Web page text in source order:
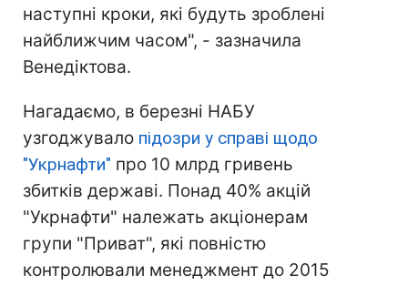
наступні кроки, які будуть зроблені
найближчим часом", - зазначила
Венедіктова.
Нагадаємо, в березні НАБУ
узгоджувало підозри у справі щодо
"Укрнафти" про 10 млрд гривень
збитків державі. Понад 40% акцій
"Укрнафти" належать акціонерам
групи "Приват", які повністю
контролювали менеджмент до 2015